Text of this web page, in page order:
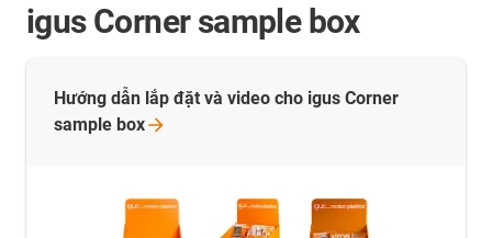
igus Corner sample box
Hướng dẫn lắp đặt và video cho igus Corner
sample box